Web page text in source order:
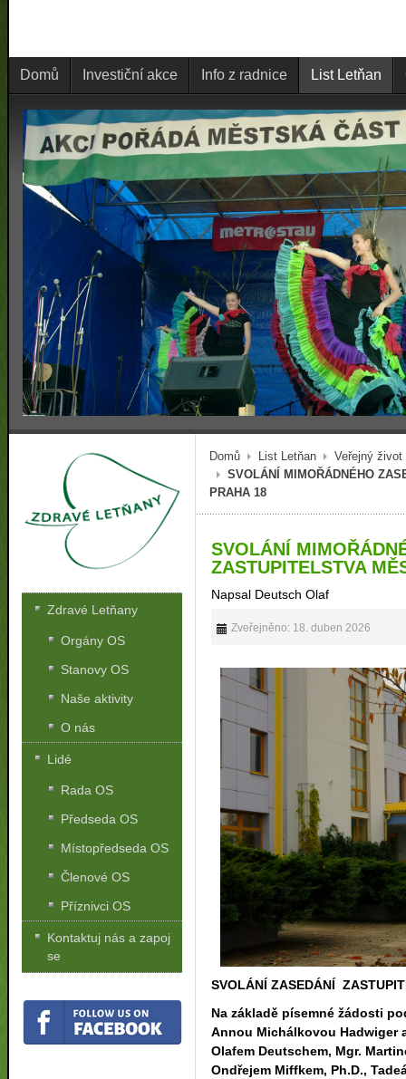
Domů Investiční akce Info z radnice List Letňan
Domů List Letňan
Veřejný život
SVOLÁNÍ MIMOŘÁDNÉHO
PRAHA 18
SVOLÁNÍ
ZASTUPITELSTVA
Napsal Deutsch Olaf
Zveřejněno: 18. duben 2026
SVOLÁNÍ ZASEDÁNÍ
Na základě písemné žádosti
Annou Michálkovou Hadwiger
Olafem Deutschem, Mgr.
Ondřejem Miffkem, Ph.D.,
Zdravé Letňany
Orgány OS
Stanovy OS
Naše aktivity
O nás
Lidé
Rada OS
Předseda OS
Místopředseda OS
Členové OS
Příznivci OS
Kontaktuj nás a zapoj
se